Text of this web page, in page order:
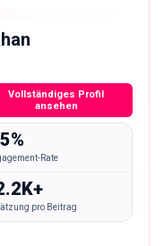
Vollständiges Profil
ansehen
Rate
pro Beitrag